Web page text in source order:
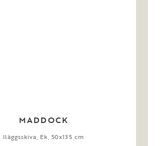
MADDOCK
Iläggsskiva, Ek, 50x135 cm